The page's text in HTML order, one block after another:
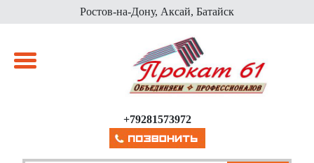
Ростов-на-Дону, Аксай, Батайск
+79281573972